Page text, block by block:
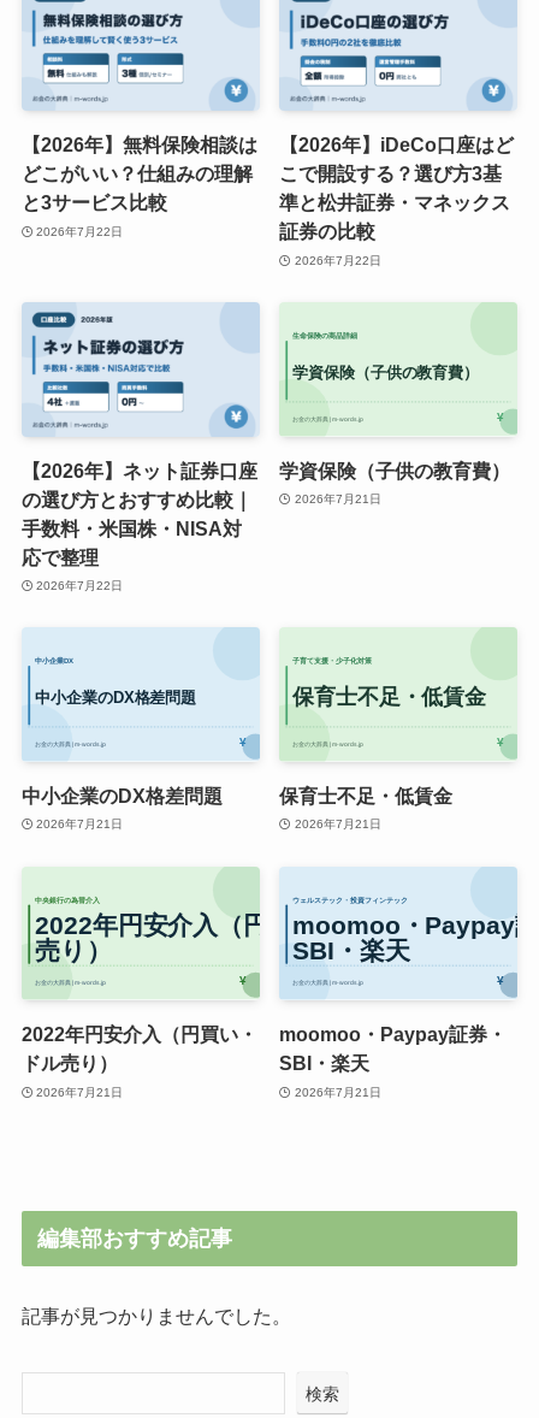
【2026年】無料保険相談は
どこがいい？仕組みの理解
と3サービス比較
2026年7月22日
【2026年】iDeCo口座はど
こで開設する？選び方3基
準と松井証券・マネックス
証券の比較
2026年7月22日
【2026年】ネット証券口座
の選び方とおすすめ比較｜
手数料・米国株・NISA対
応で整理
2026年7月22日
学資保険（子供の教育費）
2026年7月21日
中小企業のDX格差問題
2026年7月21日
保育士不足・低賃金
2026年7月21日
2022年円安介入（円買い・
ドル売り）
2026年7月21日
moomoo・Paypay証券・
SBI・楽天
2026年7月21日
編集部おすすめ記事
記事が見つかりませんでした。
検索